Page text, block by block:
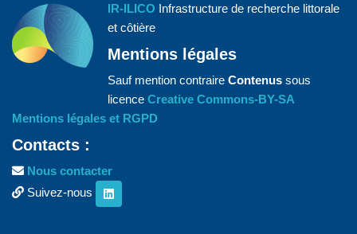
IR-ILICO Infrastructure de recherche littorale
et côtière
Mentions légales
Sauf mention contraire Contenus sous
licence Creative Commons-BY-SA
Mentions légales et RGPD
Contacts :
Nous contacter
Suivez-nous